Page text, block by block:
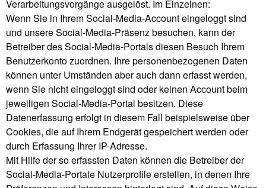
Verarbeitungsvorgänge ausgelöst. Im Einzelnen:
Wenn Sie in Ihrem Social-Media-Account eingeloggt sind
und unsere Social-Media-Präsenz besuchen, kann der
Betreiber des Social-Media-Portals diesen Besuch Ihrem
Benutzerkonto zuordnen. Ihre personenbezogenen Daten
können unter Umständen aber auch dann erfasst werden,
wenn Sie nicht eingeloggt sind oder keinen Account beim
jeweiligen Social-Media-Portal besitzen. Diese
Datenerfassung erfolgt in diesem Fall beispielsweise über
Cookies, die auf Ihrem Endgerät gespeichert werden oder
durch Erfassung Ihrer IP-Adresse.
Mit Hilfe der so erfassten Daten können die Betreiber der
Social-Media-Portale Nutzerprofile erstellen, in denen Ihre